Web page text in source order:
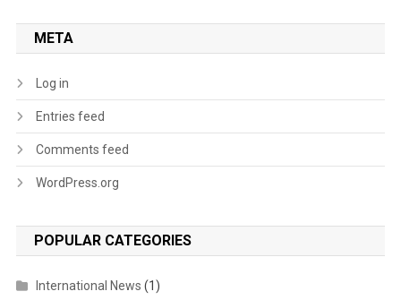
META
Log in
Entries feed
Comments feed
WordPress.org
POPULAR CATEGORIES
International News (1)